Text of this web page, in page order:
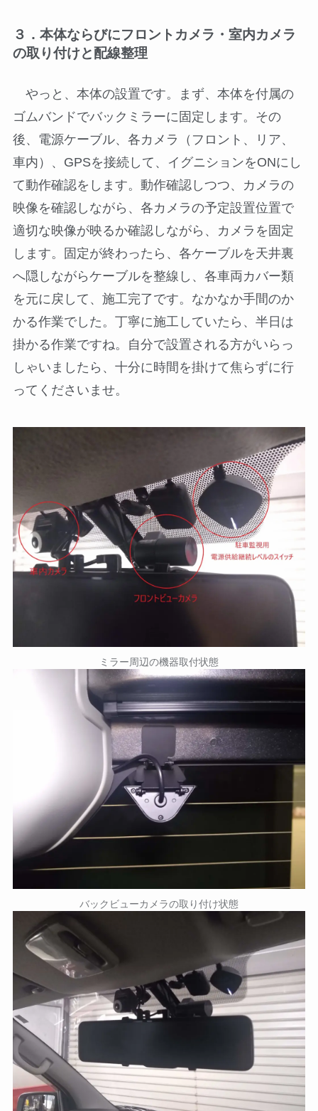
３．本体ならびにフロントカメラ・室内カメラ
の取り付けと配線整理
やっと、本体の設置です。まず、本体を付属の
ゴムバンドでバックミラーに固定します。その
後、電源ケーブル、各カメラ（フロント、リア、
車内）、GPSを接続して、イグニションをONにし
て動作確認をします。動作確認しつつ、カメラの
映像を確認しながら、各カメラの予定設置位置で
適切な映像が映るか確認しながら、カメラを固定
します。固定が終わったら、各ケーブルを天井裏
へ隠しながらケーブルを整線し、各車両カバー類
を元に戻して、施工完了です。なかなか手間のか
かる作業でした。丁寧に施工していたら、半日は
掛かる作業ですね。自分で設置される方がいらっ
しゃいましたら、十分に時間を掛けて焦らずに行
ってくださいませ。
ミラー周辺の機器取付状態
バックビューカメラの取り付け状態